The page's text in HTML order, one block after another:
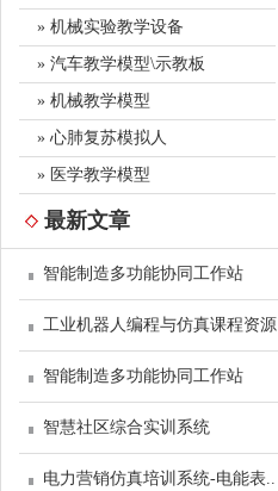
» 机械实验教学设备
» 汽车教学模型\示教板
» 机械教学模型
» 心肺复苏模拟人
» 医学教学模型
最新文章
智能制造多功能协同工作站
工业机器人编程与仿真课程资源
智能制造多功能协同工作站
智慧社区综合实训系统
电力营销仿真培训系统-电能表..